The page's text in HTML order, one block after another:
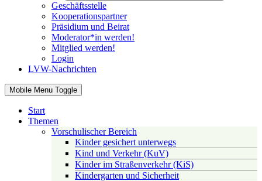
Geschäftsstelle
Kooperationspartner
Präsidium und Beirat
Moderator*in werden!
Mitglied werden!
Login
LVW-Nachrichten
Mobile Menu Toggle
Start
Themen
Vorschulischer Bereich
Kinder gesichert unterwegs
Kind und Verkehr (KuV)
Kinder im Straßenverkehr (KiS)
Kindergarten und Sicherheit